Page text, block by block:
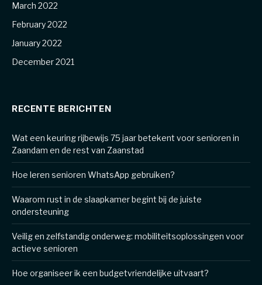
March 2022
February 2022
January 2022
December 2021
RECENTE BERICHTEN
Wat een keuring rijbewijs 75 jaar betekent voor senioren in
Zaandam en de rest van Zaanstad
Hoe leren senioren WhatsApp gebruiken?
Waarom rust in de slaapkamer begint bij de juiste
ondersteuning
Veilig en zelfstandig onderweg: mobiliteitsoplossingen voor
actieve senioren
Hoe organiseer ik een budgetvriendelijke uitvaart?